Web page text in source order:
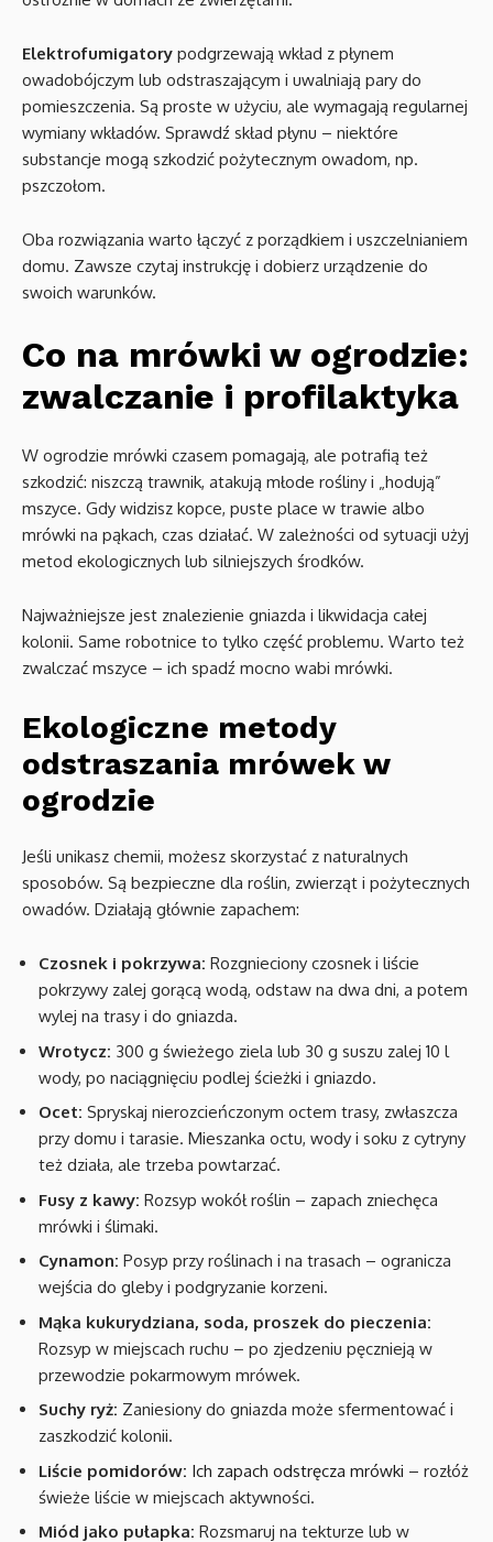
Elektrofumigatory podgrzewają wkład z płynem
owadobójczym lub odstraszającym i uwalniają pary do
pomieszczenia. Są proste w użyciu, ale wymagają regularnej
wymiany wkładów. Sprawdź skład płynu – niektóre
substancje mogą szkodzić pożytecznym owadom, np.
pszczołom.
Oba rozwiązania warto łączyć z porządkiem i uszczelnianiem
domu. Zawsze czytaj instrukcję i dobierz urządzenie do
swoich warunków.
Co na mrówki w ogrodzie:
zwalczanie i profilaktyka
W ogrodzie mrówki czasem pomagają, ale potrafią też
szkodzić: niszczą trawnik, atakują młode rośliny i „hodują”
mszyce. Gdy widzisz kopce, puste place w trawie albo
mrówki na pąkach, czas działać. W zależności od sytuacji użyj
metod ekologicznych lub silniejszych środków.
Najważniejsze jest znalezienie gniazda i likwidacja całej
kolonii. Same robotnice to tylko część problemu. Warto też
zwalczać mszyce – ich spadź mocno wabi mrówki.
Ekologiczne metody
odstraszania mrówek w
ogrodzie
Jeśli unikasz chemii, możesz skorzystać z naturalnych
sposobów. Są bezpieczne dla roślin, zwierząt i pożytecznych
owadów. Działają głównie zapachem:
Czosnek i pokrzywa: Rozgnieciony czosnek i liście
pokrzywy zalej gorącą wodą, odstaw na dwa dni, a potem
wylej na trasy i do gniazda.
Wrotycz: 300 g świeżego ziela lub 30 g suszu zalej 10 l
wody, po naciągnięciu podlej ścieżki i gniazdo.
Ocet: Spryskaj nierozcieńczonym octem trasy, zwłaszcza
przy domu i tarasie. Mieszanka octu, wody i soku z cytryny
też działa, ale trzeba powtarzać.
Fusy z kawy: Rozsyp wokół roślin – zapach zniechęca
mrówki i ślimaki.
Cynamon: Posyp przy roślinach i na trasach – ogranicza
wejścia do gleby i podgryzanie korzeni.
Mąka kukurydziana, soda, proszek do pieczenia:
Rozsyp w miejscach ruchu – po zjedzeniu pęcznieją w
przewodzie pokarmowym mrówek.
Suchy ryż: Zaniesiony do gniazda może sfermentować i
zaszkodzić kolonii.
Liście pomidorów: Ich zapach odstręcza mrówki – rozłóż
świeże liście w miejscach aktywności.
Miód jako pułapka: Rozsmaruj na tekturze lub w